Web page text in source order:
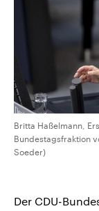
Britta Haßelmann,
Bundestagsfraktion
Soeder)
Der CDU-